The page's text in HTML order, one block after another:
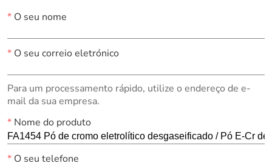
*O seu nome
*O seu correio eletrónico
Para um processamento rápido, utilize o endereço de e-
mail da sua empresa.
*Nome do produto
*O seu telefone